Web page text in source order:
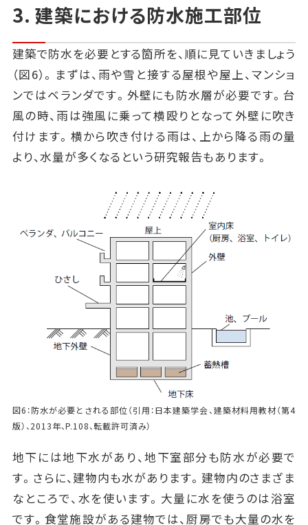
3. 建築における防水施工部位
建築で防水を必要とする箇所を、順に見ていきましょう
（図6）。まずは、雨や雪と接する屋根や屋上、マンショ
ンではベランダです。外壁にも防水層が必要です。台
風の時、雨は強風に乗って横殴りとなって外壁に吹き
付けます。横から吹き付ける雨は、上から降る雨の量
より、水量が多くなるという研究報告もあります。
図6：防水が必要とされる部位（引用：日本建築学会、建築材料用教材（第4
版）、2013年、P.108、転載許可済み）
地下には地下水があり、地下室部分も防水が必要で
す。さらに、建物内も水があります。建物内のさまざま
なところで、水を使います。大量に水を使うのは浴室
です。食堂施設がある建物では、厨房でも大量の水を